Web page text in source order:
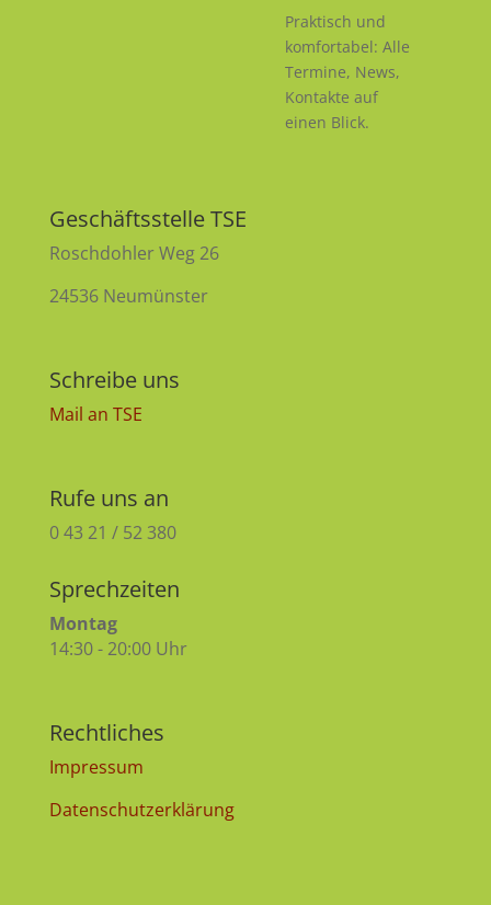
Praktisch und
komfortabel: Alle
Termine, News,
Kontakte auf
einen Blick.
Geschäftsstelle TSE
Roschdohler Weg 26
24536 Neumünster
Schreibe uns
Mail an TSE
Rufe uns an
0 43 21 / 52 380
Sprechzeiten
Montag
14:30 - 20:00 Uhr
Rechtliches
Impressum
Datenschutzerklärung